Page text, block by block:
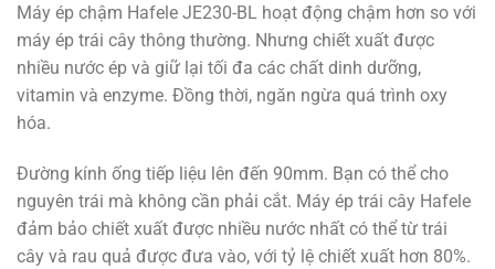
Máy ép chậm Hafele JE230-BL hoạt động chậm hơn so với
máy ép trái cây thông thường. Nhưng chiết xuất được
nhiều nước ép và giữ lại tối đa các chất dinh dưỡng,
vitamin và enzyme. Đồng thời, ngăn ngừa quá trình oxy
hóa.
Đường kính ống tiếp liệu lên đến 90mm. Bạn có thể cho
nguyên trái mà không cần phải cắt. Máy ép trái cây Hafele
đảm bảo chiết xuất được nhiều nước nhất có thể từ trái
cây và rau quả được đưa vào, với tỷ lệ chiết xuất hơn 80%.